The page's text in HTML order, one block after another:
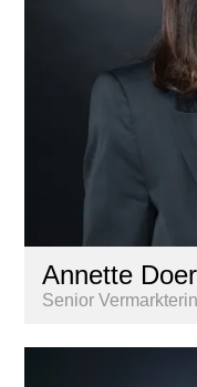
Annette
Senior